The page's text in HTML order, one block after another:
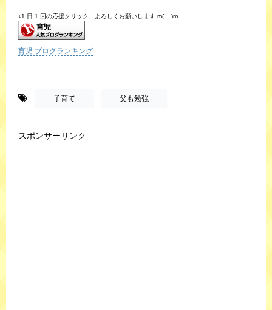
↓1 日 1 回の応援クリック、よろしくお願いします m(._.)m
育児 ブログランキング
子育て 父も勉強
スポンサーリンク